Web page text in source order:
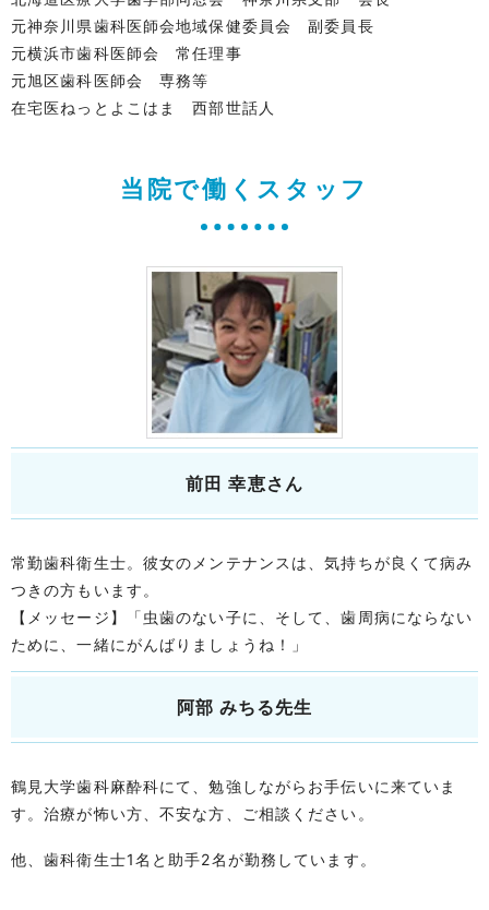
元神奈川県歯科医師会地域保健委員会 副委員長
元横浜市歯科医師会 常任理事
元旭区歯科医師会 専務等
在宅医ねっとよこはま 西部世話人
当院で働くスタッフ
前田 幸恵さん
常勤歯科衛生士。彼女のメンテナンスは、気持ちが良くて病み
つきの方もいます。
【メッセージ】「虫歯のない子に、そして、歯周病にならない
ために、一緒にがんばりましょうね！」
阿部 みちる先生
鶴見大学歯科麻酔科にて、勉強しながらお手伝いに来ていま
す。治療が怖い方、不安な方、ご相談ください。
他、歯科衛生士1名と助手2名が勤務しています。